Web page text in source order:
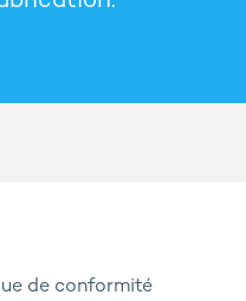
de conformité